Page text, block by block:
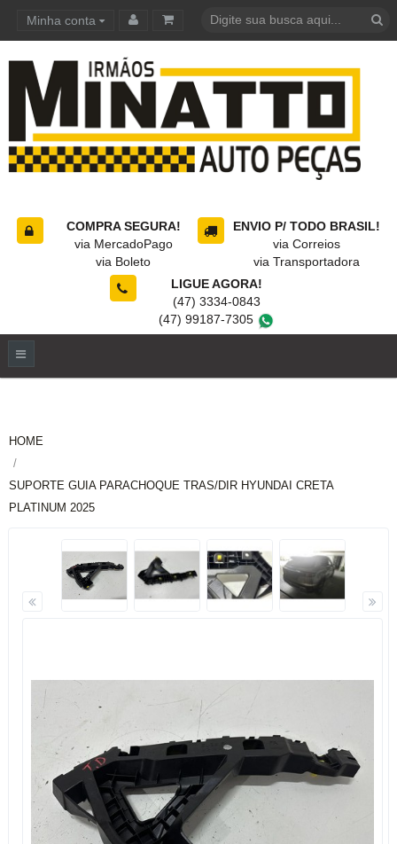
Minha conta
COMPRA SEGURA!
via MercadoPago
via Boleto
ENVIO P/ TODO BRASIL!
via Correios
via Transportadora
LIGUE AGORA!
(47) 3334-0843
(47) 99187-7305
HOME
SUPORTE GUIA PARACHOQUE TRAS/DIR HYUNDAI CRETA
PLATINUM 2025